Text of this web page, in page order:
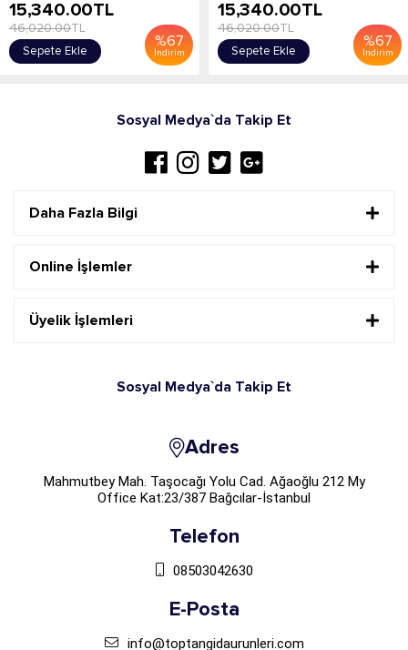
%67
İndirim
15,340.00TL
46,020.00TL
Sepete Ekle
%67
İndirim
15,340.00TL
46,020.00TL
Sepete Ekle
Sosyal Medya`da Takip Et
Daha Fazla Bilgi
Online İşlemler
Üyelik İşlemleri
Sosyal Medya`da Takip Et
Adres
Mahmutbey Mah. Taşocağı Yolu Cad. Ağaoğlu 212 My
Office Kat:23/387 Bağcılar-İstanbul
Telefon
08503042630
E-Posta
info@toptangidaurunleri.com